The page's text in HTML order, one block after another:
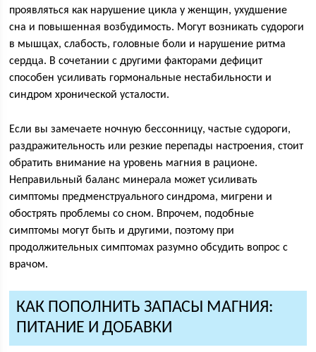
проявляться как нарушение цикла у женщин, ухудшение
сна и повышенная возбудимость. Могут возникать судороги
в мышцах, слабость, головные боли и нарушение ритма
сердца. В сочетании с другими факторами дефицит
способен усиливать гормональные нестабильности и
синдром хронической усталости.
Если вы замечаете ночную бессонницу, частые судороги,
раздражительность или резкие перепады настроения, стоит
обратить внимание на уровень магния в рационе.
Неправильный баланс минерала может усиливать
симптомы предменструального синдрома, мигрени и
обострять проблемы со сном. Впрочем, подобные
симптомы могут быть и другими, поэтому при
продолжительных симптомах разумно обсудить вопрос с
врачом.
КАК ПОПОЛНИТЬ ЗАПАСЫ МАГНИЯ:
ПИТАНИЕ И ДОБАВКИ